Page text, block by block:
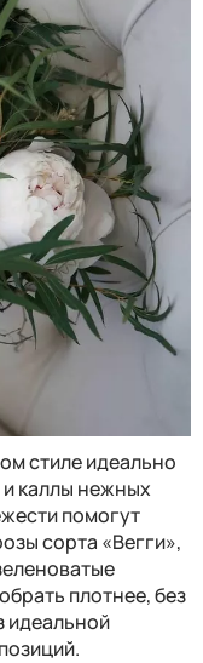
стиле идеально
каллы нежных
помогут
сорта «Вегги»,
плотнее, без
идеальной